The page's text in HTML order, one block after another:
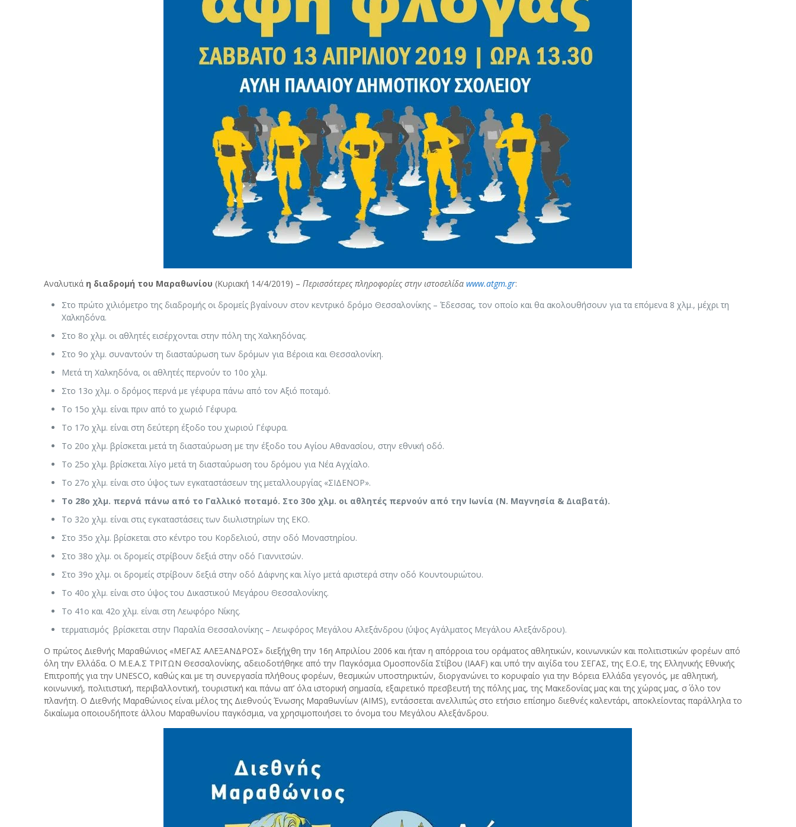
Αναλυτικά η διαδρομή του Μαραθωνίου (Κυριακή 14/4/2019) –Περισσότερες πληροφορίες στην ιστοσελίδαwww.atgm.gr:
Στο πρώτο χιλιόμετρο της διαδρομής οι δρομείς βγαίνουν στον κεντρικό δρόμο Θεσσαλονίκης – Έδεσσας, τον οποίο και θα ακολουθήσουν για τα επόμενα 8 χλμ., μέχρι τη
Χαλκηδόνα.
Στο 8ο χλμ. οι αθλητές εισέρχονται στην πόλη της Χαλκηδόνας.
Στο 9ο χλμ. συναντούν τη διασταύρωση των δρόμων για Βέροια και Θεσσαλονίκη.
Μετά τη Χαλκηδόνα, οι αθλητές περνούν το 10ο χλμ.
Στο 13ο χλμ. ο δρόμος περνά με γέφυρα πάνω από τον Αξιό ποταμό.
Το 15ο χλμ. είναι πριν από το χωριό Γέφυρα.
Το 17ο χλμ. είναι στη δεύτερη έξοδο του χωριού Γέφυρα.
Το 20ο χλμ. βρίσκεται μετά τη διασταύρωση με την έξοδο του Αγίου Αθανασίου, στην εθνική οδό.
Το 25ο χλμ. βρίσκεται λίγο μετά τη διασταύρωση του δρόμου για Νέα Αγχίαλο.
Το 27ο χλμ. είναι στο ύψος των εγκαταστάσεων της μεταλλουργίας «ΣΙΔΕΝΟΡ».
Το 28ο χλμ. περνά πάνω από το Γαλλικό ποταμό. Στο 30ο χλμ. οι αθλητές περνούν από την Ιωνία (Ν. Μαγνησία & Διαβατά).
Το 32ο χλμ. είναι στις εγκαταστάσεις των διυλιστηρίων της ΕΚΟ.
Στο 35ο χλμ. βρίσκεται στο κέντρο του Κορδελιού, στην οδό Μοναστηρίου.
Στο 38ο χλμ. οι δρομείς στρίβουν δεξιά στην οδό Γιαννιτσών.
Στο 39ο χλμ. οι δρομείς στρίβουν δεξιά στην οδό Δάφνης και λίγο μετά αριστερά στην οδό Κουντουριώτου.
Το 40ο χλμ. είναι στο ύψος του Δικαστικού Μεγάρου Θεσσαλονίκης.
Το 41ο και 42ο χλμ. είναι στη Λεωφόρο Νίκης.
τερματισμός βρίσκεται στην Παραλία Θεσσαλονίκης – Λεωφόρος Μεγάλου Αλεξάνδρου (ύψος Αγάλματος Μεγάλου Αλεξάνδρου).
Ο πρώτος Διεθνής Μαραθώνιος «ΜΕΓΑΣ ΑΛΕΞΑΝΔΡΟΣ» διεξήχθη την 16η Απριλίου 2006 και ήταν η απόρροια του οράματος αθλητικών, κοινωνικών και πολιτιστικών φορέων από
όλη την Ελλάδα. Ο Μ.Ε.Α.Σ ΤΡΙΤΩΝ Θεσσαλονίκης, αδειοδοτήθηκε από την Παγκόσμια Ομοσπονδία Στίβου (IAAF) και υπό την αιγίδα του ΣΕΓΑΣ, της Ε.Ο.Ε, της Ελληνικής Εθνικής
Επιτροπής για την UNESCO, καθώς και με τη συνεργασία πλήθους φορέων, θεσμικών υποστηρικτών, διοργανώνει το κορυφαίο για την Βόρεια Ελλάδα γεγονός, με αθλητική,
κοινωνική, πολιτιστική, περιβαλλοντική, τουριστική και πάνω απ’ όλα ιστορική σημασία, εξαιρετικό πρεσβευτή της πόλης μας, της Μακεδονίας μας και της χώρας μας, σ΄ όλο τον
πλανήτη. Ο Διεθνής Μαραθώνιος είναι μέλος της Διεθνούς Ένωσης Μαραθωνίων (AIMS), εντάσσεται ανελλιπώς στο ετήσιο επίσημο διεθνές καλεντάρι, αποκλείοντας παράλληλα το
δικαίωμα οποιουδήποτε άλλου Μαραθωνίου παγκόσμια, να χρησιμοποιήσει το όνομα του Μεγάλου Αλεξάνδρου.